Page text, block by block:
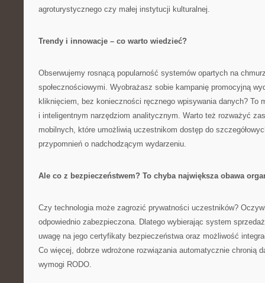
agroturystycznego czy małej instytucji kulturalnej.
Trendy i innowacje – co warto wiedzieć?
Obserwujemy rosnącą popularność systemów opartych na
społecznościowymi. Wyobrażasz sobie kampanię promocyjną
kliknięciem, bez konieczności ręcznego wpisywania danych? To
i inteligentnym narzędziom analitycznym. Warto też rozważyć
mobilnych, które umożliwią uczestnikom dostęp do
przypomnień o nadchodzącym wydarzeniu.
Ale co z bezpieczeństwem? To chyba największa obawa
Czy technologia może zagrozić prywatności uczestników?
odpowiednio zabezpieczona. Dlatego wybierając system
uwagę na jego certyfikaty bezpieczeństwa oraz możliwość
Co więcej, dobrze wdrożone rozwiązania automatycznie chronią
wymogi RODO.